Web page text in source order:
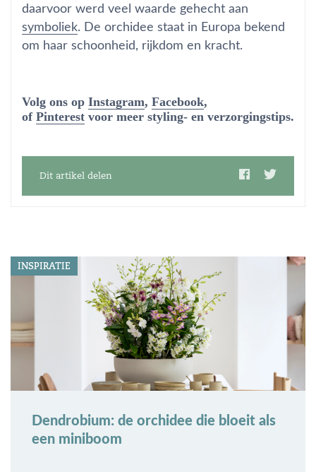
daarvoor werd veel waarde gehecht aan
symboliek. De orchidee staat in Europa bekend
om haar schoonheid, rijkdom en kracht.
Volg ons op Instagram, Facebook,
of Pinterest voor meer styling- en verzorgingstips.
Dit artikel delen
INSPIRATIE
Dendrobium: de orchidee die bloeit als
een miniboom